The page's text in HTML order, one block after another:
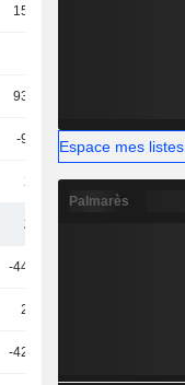
15,94 M
93,45 M
-9,08 M
274 M 315 M
274 M
-44,62 M
2,08 M
-42,54 M
Espace mes listes
Palmarès